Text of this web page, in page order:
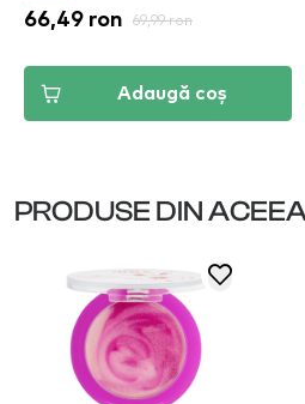
66,49 ron 69,99 ron
Adaugă coș
PRODUSE DIN